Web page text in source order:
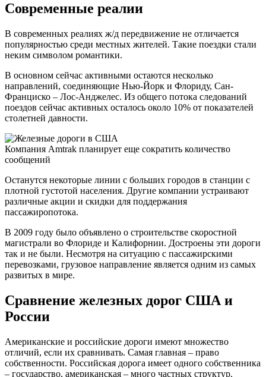
Современные реалии
В современных реалиях ж/д передвижение не отличается
популярностью среди местных жителей. Такие поездки стали
неким символом романтики.
В основном сейчас активными остаются несколько
направлений, соединяющие Нью-Йорк и Флориду, Сан-
Франциско – Лос-Анджелес. Из общего потока следований
поездов сейчас активных осталось около 10% от показателей
столетней давности.
Компания Amtrak планирует еще сократить количество
сообщений
Останутся некоторые линии с больших городов в станции с
плотной густотой населения. Другие компании устраивают
различные акции и скидки для поддержания
пассажиропотока.
В 2009 году было объявлено о строительстве скоростной
магистрали во Флориде и Калифорнии. Достроены эти дороги
так и не были. Несмотря на ситуацию с пассажирскими
перевозками, грузовое направление является одним из самых
развитых в мире.
Сравнение железных дорог США и
России
Американские и российские дороги имеют множество
отличий, если их сравнивать. Самая главная – право
собственности. Российская дорога имеет одного собственника
– государство, американская – много частных структур.